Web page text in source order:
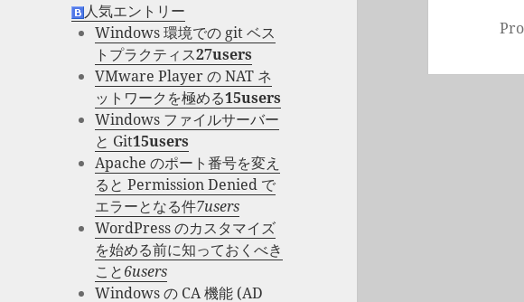
人気エントリー
Windows 環境での git ベス
トプラクティス27users
VMware Player の NAT ネ
ットワークを極める15users
Windows ファイルサーバー
と Git15users
Apache のポート番号を変え
ると Permission Denied で
エラーとなる件7users
WordPress のカスタマイズ
を始める前に知っておくべき
こと6users
Windows の CA 機能 (AD